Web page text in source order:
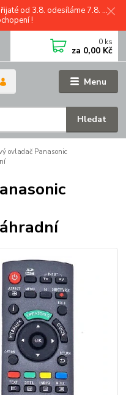
od 3.8. odesíláme 7.8. ...
!
Menu
Hledat
0 ks
za 0,00 Kč
ovladač Panasonic